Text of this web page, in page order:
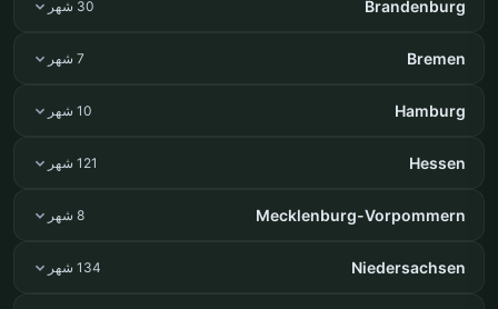
Brandenburg 30 شهر
Bremen 7 شهر
Hamburg 10 شهر
Hessen 121 شهر
Mecklenburg-Vorpommern 8 شهر
Niedersachsen 134 شهر